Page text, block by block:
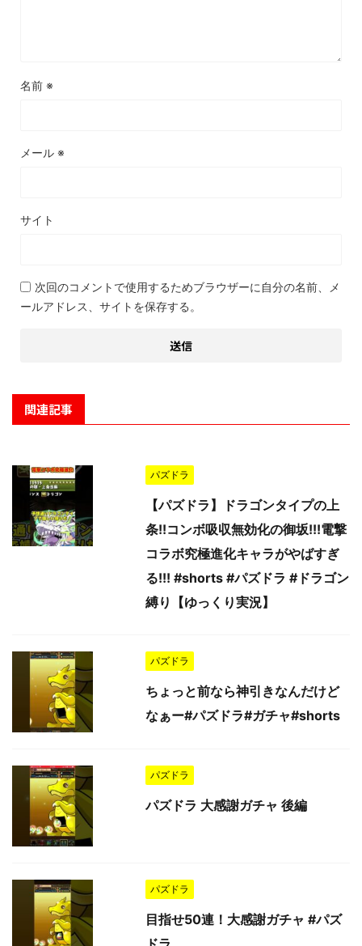
名前 ※
メール ※
サイト
次回のコメントで使用するためブラウザーに自分の名前、メ
ールアドレス、サイトを保存する。
関連記事
パズドラ
【パズドラ】ドラゴンタイプの上
条!!コンボ吸収無効化の御坂!!!電撃
コラボ究極進化キャラがやばすぎ
る!!! #shorts #パズドラ #ドラゴン
縛り【ゆっくり実況】
パズドラ
ちょっと前なら神引きなんだけど
なぁー#パズドラ#ガチャ#shorts
パズドラ
パズドラ 大感謝ガチャ 後編
パズドラ
目指せ50連！大感謝ガチャ #パズ